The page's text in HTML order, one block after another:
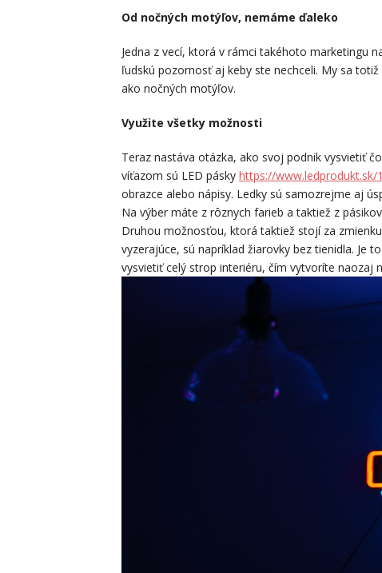
Od nočných motýľov, nemáme ďaleko
Jedna z vecí, ktorá v rámci takéhoto marketingu
ľudskú pozornosť aj keby ste nechceli. My sa
ako nočných motýľov.
Využite všetky možnosti
Teraz nastáva otázka, ako svoj podnik vysvietiť
víťazom sú LED pásky https://www.ledprodukt.sk/
obrazce alebo nápisy. Ledky sú samozrejme aj
Na výber máte z rôznych farieb a taktiež z
Druhou možnosťou, ktorá taktiež stojí za
vyzerajúce, sú napríklad žiarovky bez tienidla. Je
vysvietiť celý strop interiéru, čím vytvoríte naozaj